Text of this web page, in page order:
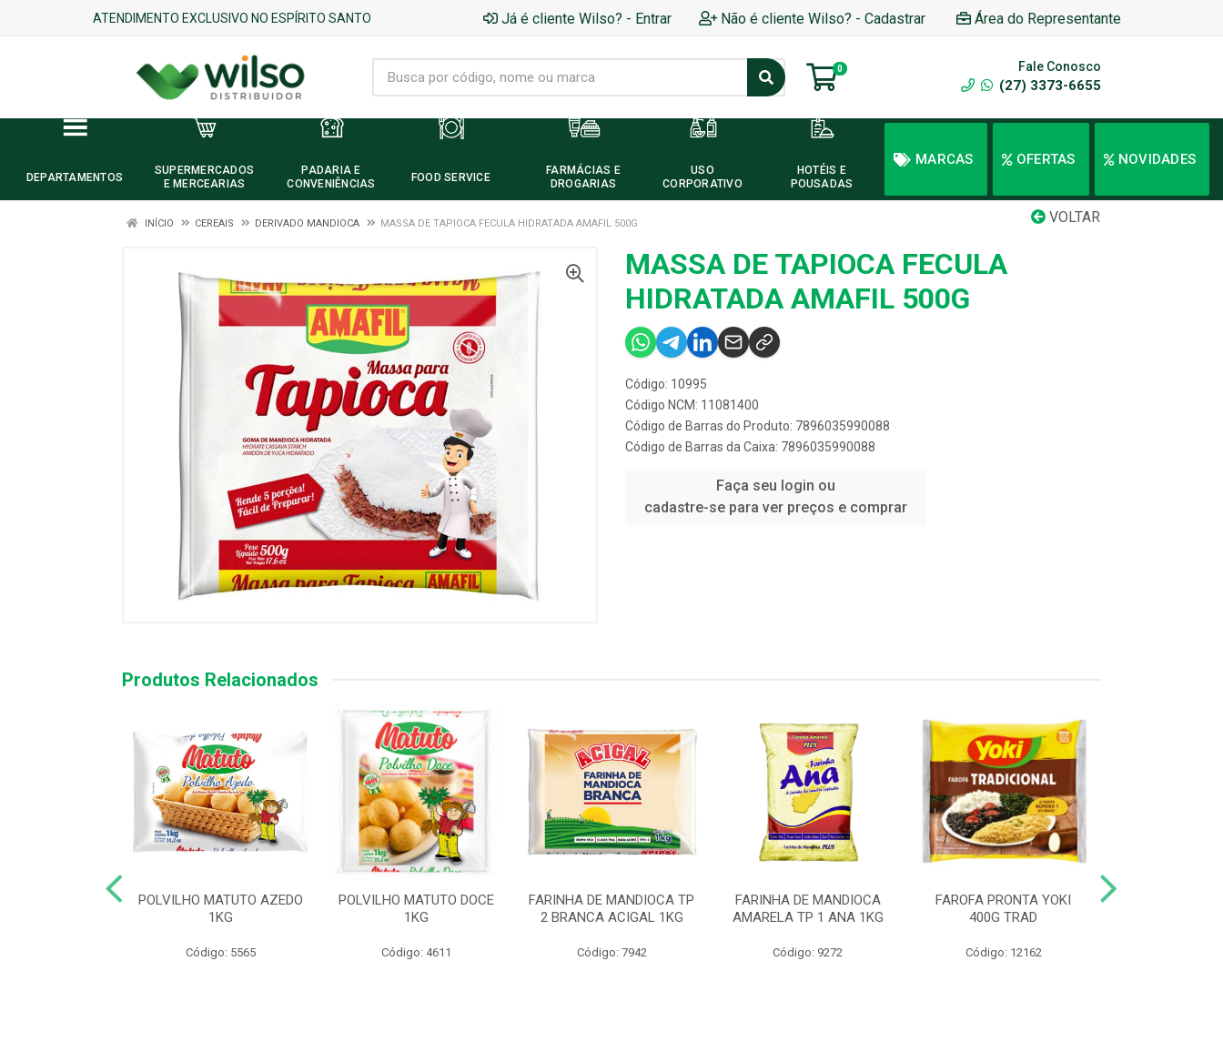
ATENDIMENTO EXCLUSIVO NO ESPÍRITO SANTO Já é cliente Wilso? - Entrar Não é cliente Wilso? - Cadastrar Área do Representante
0 Fale Conosco
(27) 3373-6655
DEPARTAMENTOS
SUPERMERCADOS
E MERCEARIAS
PADARIA E
CONVENIÊNCIAS
FOOD SERVICE
FARMÁCIAS E
DROGARIAS
USO
CORPORATIVO
HOTÉIS E
POUSADAS
MARCAS OFERTAS NOVIDADES
VOLTAR
INÍCIO CEREAIS DERIVADO MANDIOCA MASSA DE TAPIOCA FECULA HIDRATADA AMAFIL 500G
MASSA DE TAPIOCA FECULA
HIDRATADA AMAFIL 500G
Código: 10995
Código NCM: 11081400
Código de Barras do Produto: 7896035990088
Código de Barras da Caixa: 7896035990088
Faça seu login ou
cadastre-se para ver preços e comprar
Produtos Relacionados
POLVILHO MATUTO AZEDO
1KG
Código: 5565
POLVILHO MATUTO DOCE
1KG
Código: 4611
FARINHA DE MANDIOCA TP
2 BRANCA ACIGAL 1KG
Código: 7942
FARINHA DE MANDIOCA
AMARELA TP 1 ANA 1KG
Código: 9272
FAROFA PRONTA YOKI
400G TRAD
Código: 12162